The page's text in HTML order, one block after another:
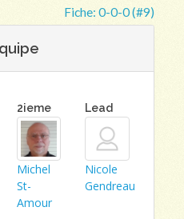
Fiche: 0-0-0 (#9)
2ieme
Michel
St-
Amour
Lead
Nicole
Gendreau